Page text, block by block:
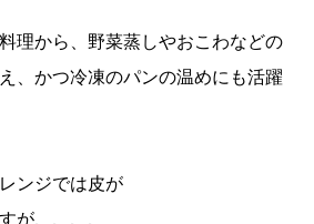
理から、野菜蒸しやおこわなどの
、かつ冷凍のパンの温めにも活躍
ンジでは皮が
が、、、、